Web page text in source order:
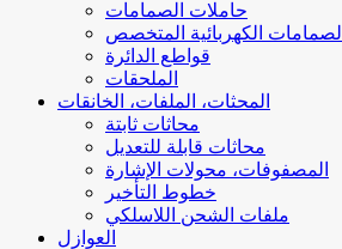
حاملات الصمامات
الصمامات الكهربائية المتخصص
قواطع الدائرة
الملحقات
المحثات، الملفات، الخانقات
محاثات ثابتة
محاثات قابلة للتعديل
المصفوفات، محولات الإشارة
خطوط التأخير
ملفات الشحن اللاسلكي
العوازل